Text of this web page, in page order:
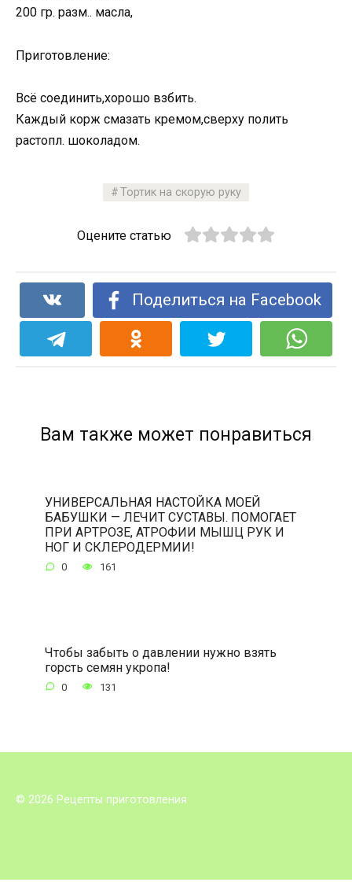
200 гр. разм.. масла,
Приготовление:
Всё соединить,хорошо взбить.
Каждый корж смазать кремом,сверху полить
растопл. шоколадом.
Тортик на скорую руку
Оцените статью
Поделиться на Facebook
Вам также может понравиться
УНИВЕРСАЛЬНАЯ НАСТОЙКА МОЕЙ
БАБУШКИ — ЛЕЧИТ СУСТАВЫ. ПОМОГАЕТ
ПРИ АРТРОЗЕ, АТРОФИИ МЫШЦ РУК И
НОГ И СКЛЕРОДЕРМИИ!
0 161
Чтобы забыть о давлении нужно взять
горсть семян укропа!
0 131
© 2026 Рецепты приготовления